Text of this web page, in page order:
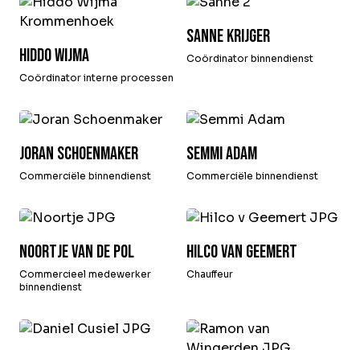
Hiddo Wijma
Coördinator interne processen
Sanne Krijger
Coördinator binnendienst
Joran Schoenmaker
Commerciële binnendienst
Semmi Adam
Commerciële binnendienst
Noortje van de Pol
Commercieel medewerker
binnendienst
Hilco van Geemert
Chauffeur